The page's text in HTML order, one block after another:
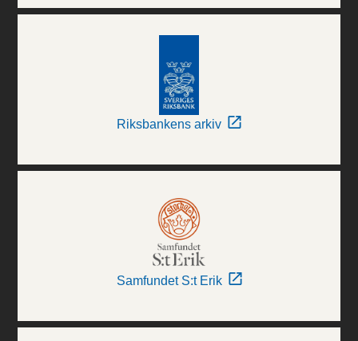
Riksbankens arkiv
Samfundet S:t Erik